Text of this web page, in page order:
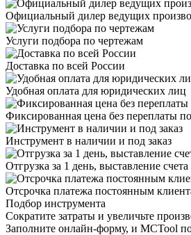
Официальный дилер ведущих
Услуги подбора по чертежам
Доставка по всей России
Удобная оплата для юридических лиц
Фиксированная цена без переплаты
Инструмент в наличии и под заказ
Отгрузка за 1 день, выставление счета
Отсрочка платежа постоянным
Подбор инструмента
Сократите затраты и увеличьте
Заполните онлайн-форму, и MCTool